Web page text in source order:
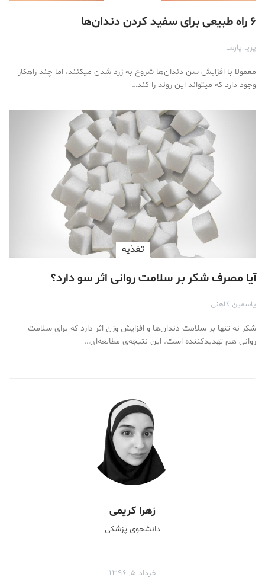
۶ راه طبیعی برای سفید کردن دندان‌ها
پریا پارسا
معمولا با افزایش سن دندان‌ها شروع به زرد شدن میکنند، اما چند راهکار
وجود دارد که میتواند این روند را کند…
تغذیه
آیا مصرف شکر بر سلامت روانی اثر سو دارد؟
یاسمین کاهنی
شکر نه تنها بر سلامت دندان‌ها و افزایش وزن اثر دارد که برای سلامت
روانی هم تهدید‌کننده است. این نتیجه‌ی مطالعه‌ای…
زهرا کریمی
دانشجوی پزشکی
خرداد ۵, ۱۳۹۶